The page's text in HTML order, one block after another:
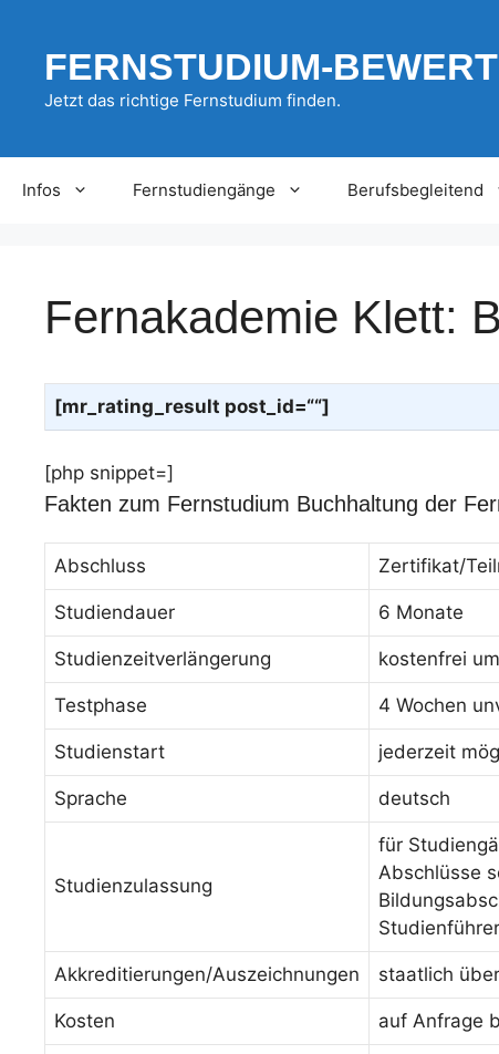
springenFERNSTUDIUM-
Jetzt das richtige Fernstudium finden.
Infos Fernstudiengänge Berufsbegleitend
Fernakademie Klett:
[mr_rating_result post_id=““]
[php snippet=]
Fakten zum Fernstudium Buchhaltung der
Abschluss Zertifikat/
Studiendauer 6 Monate
Studienzeitverlängerung kostenfrei
Testphase 4 Wochen
Studienstart jederzeit
Sprache deutsch
Studienzulassung
für
Abschlüsse
Studienführer
Akkreditierungen/Auszeichnungen staatlich
Kosten auf Anfrage